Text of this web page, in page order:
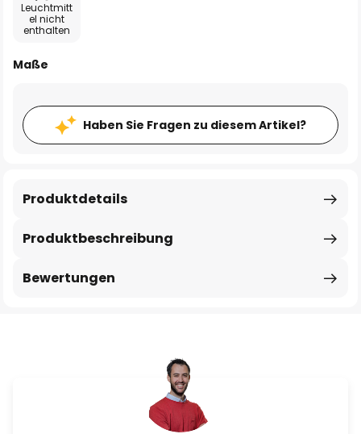
Leuchtmitt
el nicht
enthalten
Maße
Haben Sie Fragen zu diesem Artikel?
Produktbeschreibung
Produktdetails
Bewertungen